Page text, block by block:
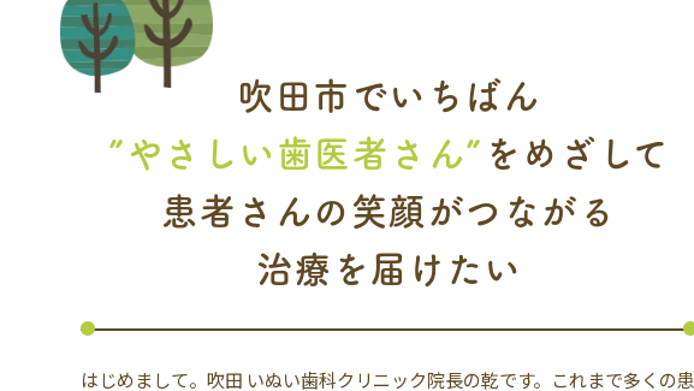
吹田市でいちばん
”やさしい歯医者さん” をめざして
患者さんの笑顔がつながる
治療を届けたい
はじめまして。吹田 いぬい歯科クリニック院長の乾です。これまで多くの患